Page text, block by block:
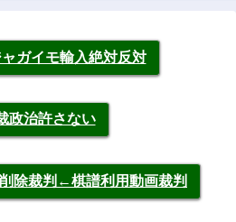
ガイモ輸入絶対反対
政治許さない
除裁判←棋譜利用動画裁判